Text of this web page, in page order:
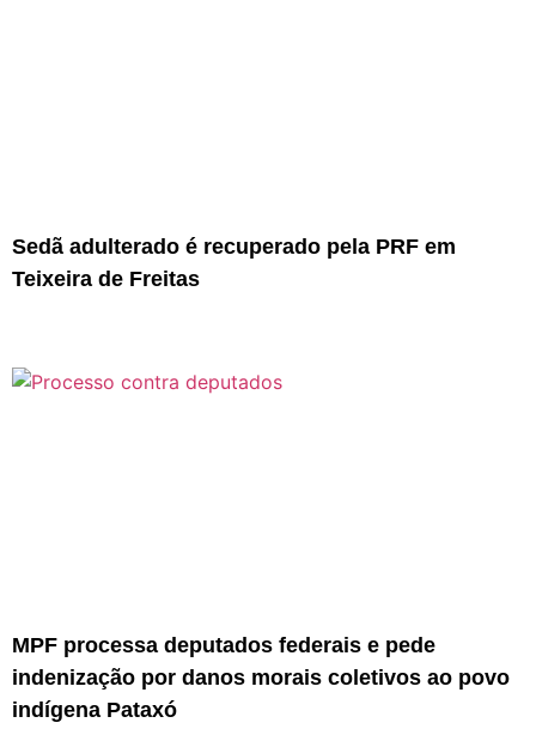
Sedã adulterado é recuperado pela PRF em
Teixeira de Freitas
MPF processa deputados federais e pede
indenização por danos morais coletivos ao povo
indígena Pataxó